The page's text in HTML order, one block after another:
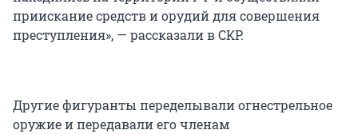
приискание средств и орудий для совершения
преступления», — рассказали в СКР.
Другие фигуранты переделывали огнестрельное
оружие и передавали его членам